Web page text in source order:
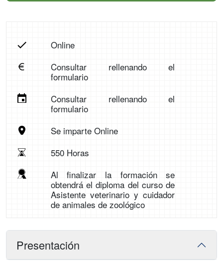
Online
Consultar rellenando el
formulario
Consultar rellenando el
formulario
Se imparte Online
550 Horas
Al finalizar la formación se
obtendrá el diploma del curso de
Asistente veterinario y cuidador
de animales de zoológico
Presentación